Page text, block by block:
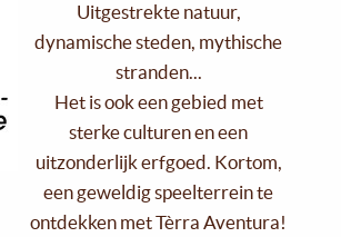
Uitgestrekte natuur,
dynamische steden, mythische
stranden...
Het is ook een gebied met
sterke culturen en een
uitzonderlijk erfgoed. Kortom,
een geweldig speelterrein te
ontdekken met Tèrra Aventura!